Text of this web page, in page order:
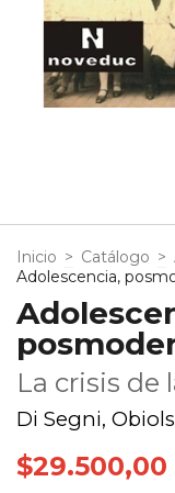
Inicio > Catálogo >
Adolescencia,
La crisis de
Di Segni, Obiols
$29.500,00